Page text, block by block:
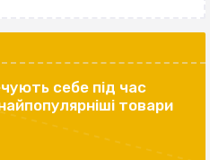
себе під час
товари